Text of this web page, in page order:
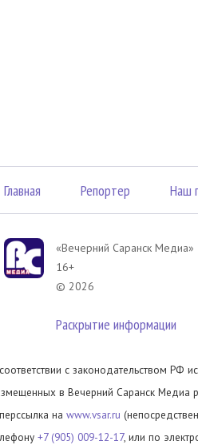
Главная Репортер Наш
«Вечерний Саранск Mедиа»
16+
© 2026
Раскрытие информации
с законодательством РФ
в Вечерний Саранск Медиа
на www.vsar.ru
+7 (905) 009-12-17, или по